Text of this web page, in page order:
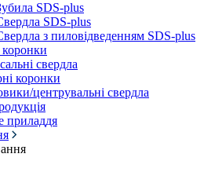
SDS-plus
SDS-plus
з пиловідведенням SDS-plus
коронки
свердла
коронки
центрувальні свердла
приладдя